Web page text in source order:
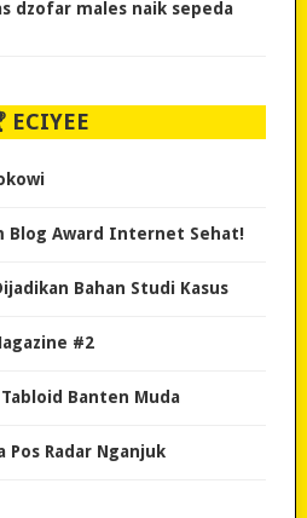
dzofar males naik sepeda
ECIYEE
Blog Award Internet Sehat!
Bahan Studi Kasus
#2
Banten Muda
Pos Radar Nganjuk